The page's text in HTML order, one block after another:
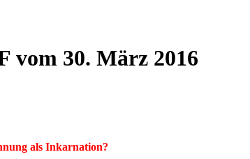
vom 30. März 2016
als Inkarnation?